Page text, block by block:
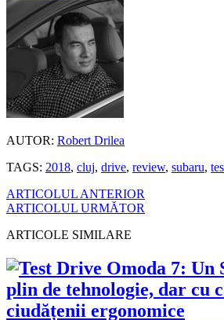
AUTOR: Robert Drilea
TAGS: 2018, cluj, drive, review, subaru,
ARTICOLUL ANTERIOR
ARTICOLUL URMĂTOR
ARTICOLE SIMILARE